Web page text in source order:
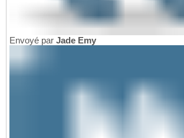
Envoyé par Jade Emy